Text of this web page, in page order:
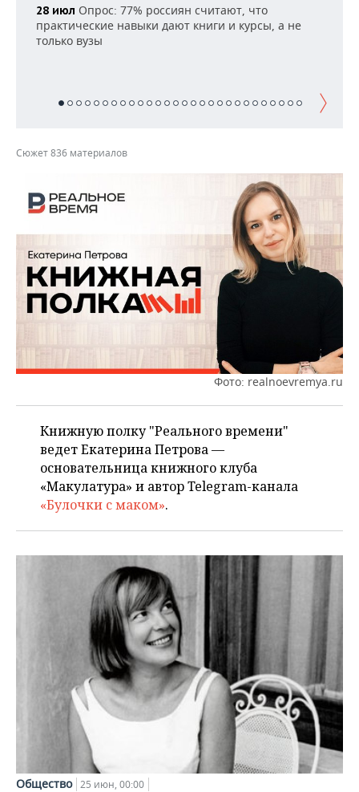
ЭНЕРГЕТИКА
ТЕЛЕКОММУНИКАЦИИ
БИЗНЕС-БРАНЧИ
ОТКРЫТАЯ ЛЕКЦИЯ
ФУТБОЛ
БАСКЕТБОЛ
ФИГУРНОЕ КАТАНИЕ
ВОДНЫЕ ВИДЫ СПОРТА
ХОККЕЙ С МЯЧОМ
НОВОСТИ ОБЩЕСТВА
ИНФРАСТРУКТУРА
МЕДИЦИНА
ОБРАЗОВАНИЕ
ПРОИСШЕСТВИЯ
ФОТОГАЛЕРЕЯ
СПРАВОЧНИК
ПОЛНАЯ ВЕРСИЯ
28 июл Опрос: 77% россиян считают, что
практические навыки дают книги и курсы, а не
только вузы
Сюжет 836 материалов
Фото: realnoevremya.ru
Книжную полку "Реального времени"
ведет Екатерина Петрова —
основательница книжного клуба
«Макулатура» и автор Telegram-канала
«Булочки с маком».
Общество 25 июн, 00:00